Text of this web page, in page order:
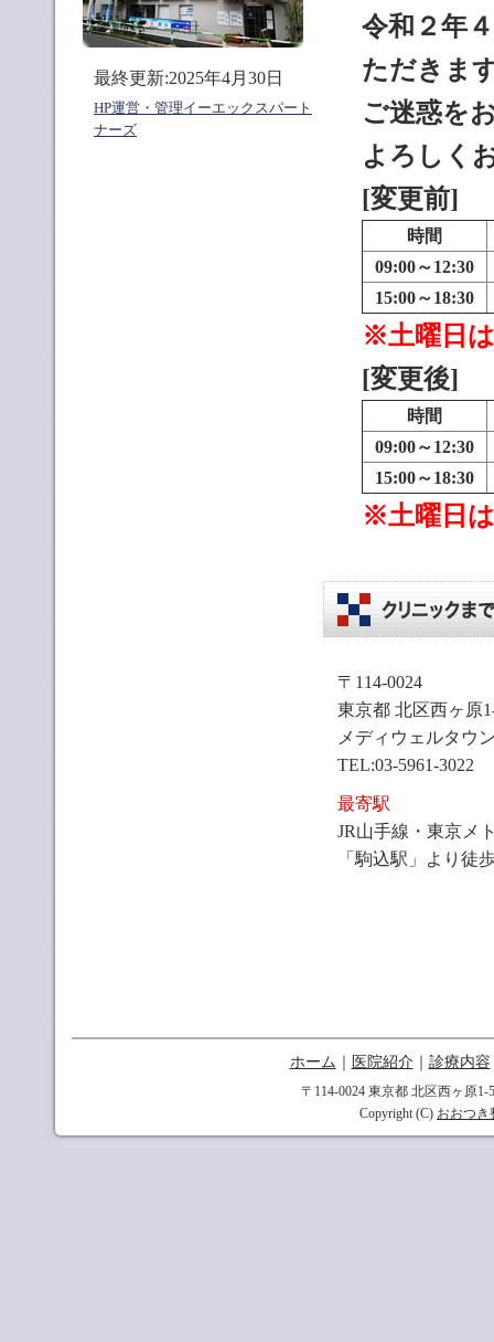
最終更新:2025年4月30日
HP運営・管理イーエックスパート
ナーズ
令和２年
ただきま
ご迷惑を
よろしく
[変更前]
時間
09:00～12:30
15:00～18:30
※土曜日
[変更後]
時間
09:00～12:30
15:00～18:30
※土曜日
〒114-0024
東京都 北区西ヶ原
メディウェルタウ
TEL:03-5961-3022
最寄駅
JR山手線・東京メ
「駒込駅」より徒
ホーム ｜ 医院紹介 ｜ 診療内容
〒114-0024 東京都 北区西ヶ原1-
Copyright (C) おおつき